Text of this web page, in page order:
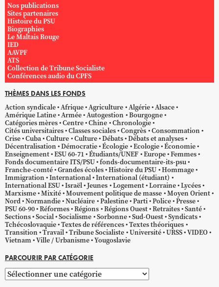
Nos publications
Sites partenaires
Histoire du PSU
Biographies
Le Maltais Rouge
IED
AAVPF
ATS
Collection de Tribune Socialiste
Conférences audio du CPFS
THÈMES DANS LES FONDS
Action syndicale Afrique Agriculture Algérie Alsace
Amérique Latine Armée Autogestion
Bourgogne
Catégories mères Centre Chine Chronologie
Cités universitaires Classes sociales Congrès Consommation
Crise Cuba Culture Culture Débats Débats et analyses
Décentralisation Démocratie Écologie Ecologie Économie
Enseignement ESU 60-71 Étudiants/UNEF Europe Femmes
Fonds documentaire ITS/PSU fonds-documentaire-its-psu
Franche-comté Grandes écoles Histoire du PSU Hommage
Immigration International International (étudiant)
International ESU Israël Jeunes Logement Lorraine Lycées
Marxisme Mixité Mouvement politique de masse Moyen Orient
Nord Normandie Nucléaire Palestine Parti Police Presse
PSU 60-90 Réformes Régions Régions Ouest Retraites Santé
Sections Social Socialisme Sorbonne Sud-Ouest Syndicats
Tchécoslovaquie Textes de références Textes théoriques
Transition Travail Tribune Socialiste Université URSS VIDEO
Vietnam Ville / Urbanisme Yougoslavie
PARCOURIR PAR CATÉGORIE
Parcourir
par